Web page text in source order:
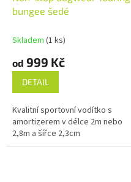
bungee šedé
Skladem (1 ks)
od 999 Kč
DETAIL
Kvalitní sportovní vodítko s
amortizerem v délce 2m nebo
2,8m a šířce 2,3cm